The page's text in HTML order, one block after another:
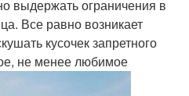
выдержать ограничения в
Все равно возникает
кусочек запретного
не менее любимое